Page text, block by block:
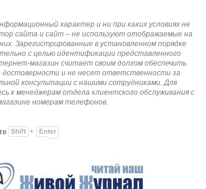
Карта EM Marine (тонкая)
EM-Marine N006BB
характер и ни при каких условиях не
сайта и сайт – не используют отображаемые на
Зарегистрированные в установленном порядке
с целью идентификации представленного
магазин считает своим долгом обеспечить
и не несет ответственности за
консультации с нашими сотрудниками. Для
к менеджерам отдела клиентского обслуживания с
номерам телефонов.